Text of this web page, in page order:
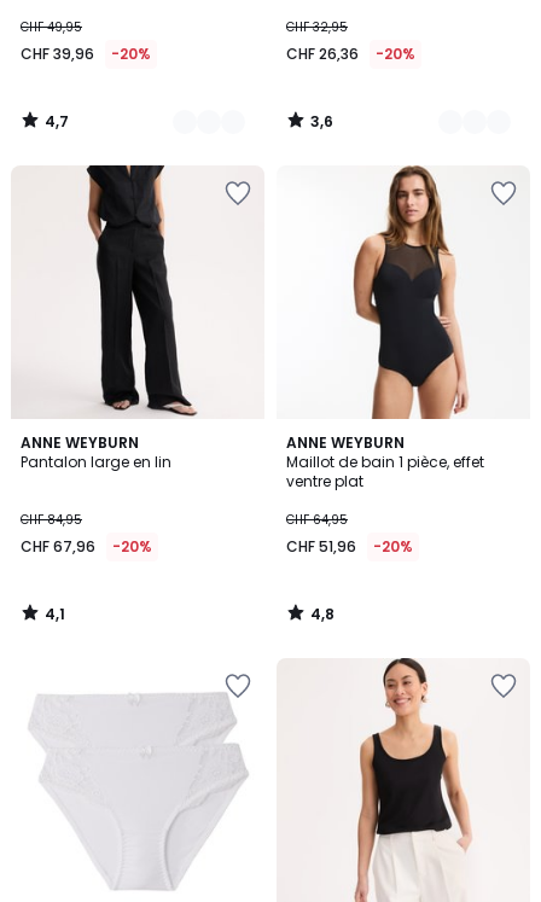
CHF 49,95
CHF 39,96 -20%
4,7
/
CHF 32,95
CHF 26,36 -20%
3,6
/
ANNE WEYBURN
Pantalon large en lin
CHF 84,95
CHF 67,96 -20%
4,1
/ 5
4,1
/
ANNE WEYBURN
Maillot de bain 1 pièce, effet
ventre plat
CHF 64,95
CHF 51,96 -20%
4,8
/ 5
4,8
/